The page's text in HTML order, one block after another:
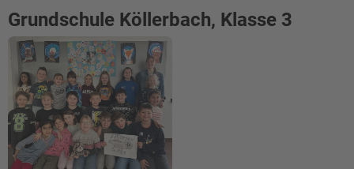
Grundschule Köllerbach, Klasse 3